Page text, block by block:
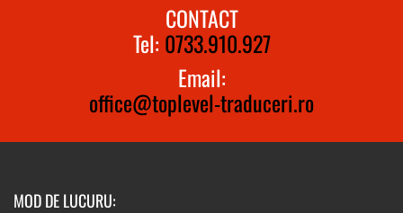
CONTACT
Tel: 0733.910.927
Email:
office@toplevel-traduceri.ro
MOD DE LUCURU: